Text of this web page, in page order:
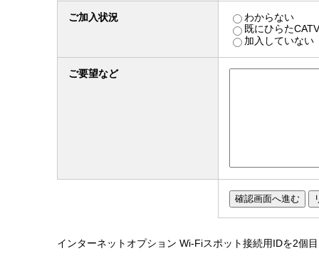
ご加入状況
わからない
既にひらた
加入していない
ご要望など
インターネットオプション Wi-Fiスポット接続用IDを2個